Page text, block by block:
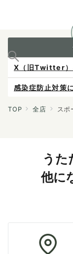
X（旧Twitter）
感染症防止対策
ご予約は各店へ
TOP 全店 スポ
うた
他に